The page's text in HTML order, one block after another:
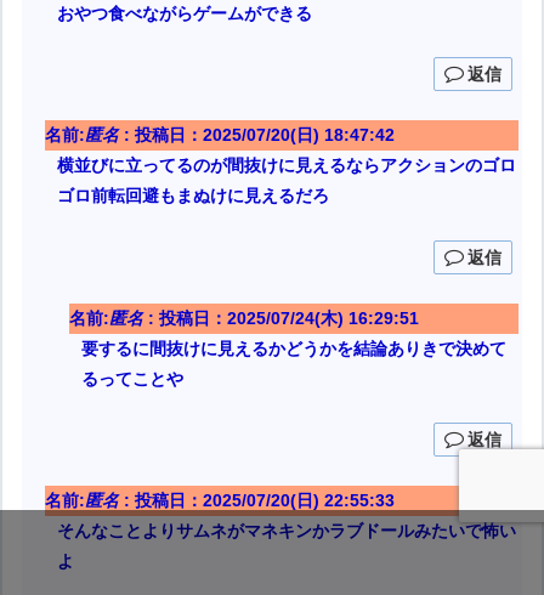
おやつ食べながらゲームができる
返信
名前:匿名: 投稿日：2025/07/20(日) 18:47:42
横並びに立ってるのが間抜けに見えるならアクションのゴロ
ゴロ前転回避もまぬけに見えるだろ
返信
名前:匿名: 投稿日：2025/07/24(木) 16:29:51
要するに間抜けに見えるかどうかを結論ありきで決めて
るってことや
返信
名前:匿名: 投稿日：2025/07/20(日) 22:55:33
そんなことよりサムネがマネキンかラブドールみたいで怖い
よ